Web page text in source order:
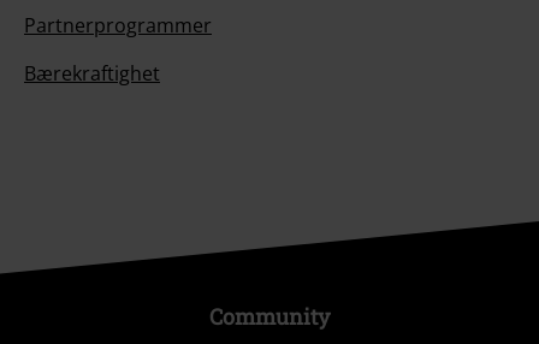
Partnerprogrammer
Bærekraftighet
Community